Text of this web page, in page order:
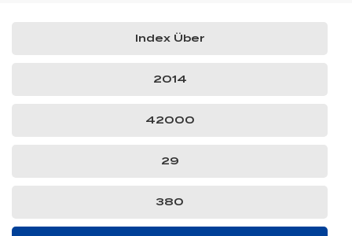
Index Über
2014
42000
29
380